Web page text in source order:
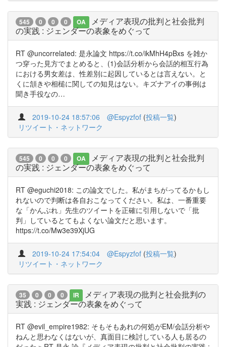
545 0 0 0 OA
メディア表現の批判と社会批判
の実践 : ジェンダーの表象をめぐって
RT @uncorrelated: 是永論文 https://t.co/ikMhH4pBxs を雑か
つ穿った見方でまとめると、(1)会話分析から会話的相互行為
における男女差は、性差別に起因しているとは言えない。と
くに頷きや相槌に関しての知見はない。キズナアイの事例は
聞き手役なの…
2019-10-24 18:57:06 @Espyzfof (投稿一覧)
リツイート・ネットワーク
545 0 0 0 OA
メディア表現の批判と社会批判
の実践 : ジェンダーの表象をめぐって
RT @eguchi2018: この論文でした。私がまちがってるかもし
れないので判断は各自おこなってください。私は、一番重要
な「かんぶれ」先生のツイートを正確に引用しないで「批
判」しているとてもよくない論文だと思います。
https://t.co/Mw3e39XjUG
2019-10-24 17:54:04 @Espyzfof (投稿一覧)
リツイート・ネットワーク
35 0 0 0 IR
メディア表現の批判と社会批判の
実践 : ジェンダーの表象をめぐって
RT @evil_empire1982: そもそもあれの何処がEM/会話分析や
ねんと思わなくはないが、真面目に検討している人も居るの